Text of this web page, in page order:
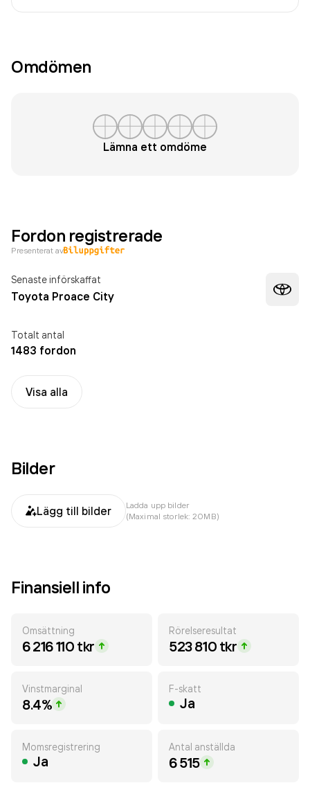
Omdömen
Lämna ett omdöme
Fordon registrerade
Presenterat av
Senaste införskaffat
Toyota Proace City
Totalt antal
1483 fordon
Visa alla
Bilder
Lägg till bilder
Ladda upp bilder
(Maximal storlek: 20MB)
Finansiell info
Omsättning
6 216 110 tkr
Rörelseresultat
523 810 tkr
Vinstmarginal
8.4%
F-skatt
Ja
Momsregistrering
Ja
Antal anställda
6 515